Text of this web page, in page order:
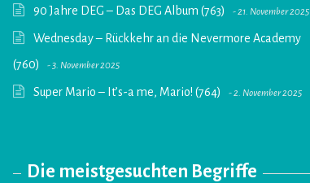
90 Jahre DEG – Das DEG Album (763) 21. November 2025
Wednesday – Rückkehr an die Nevermore Academy
(760)
3. November 2025
Super Mario – It’s-a me, Mario! (764) 2. November 2025
Die meistgesuchten Begriffe